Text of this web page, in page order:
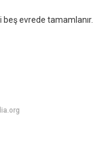
beş evrede tamamlanır.